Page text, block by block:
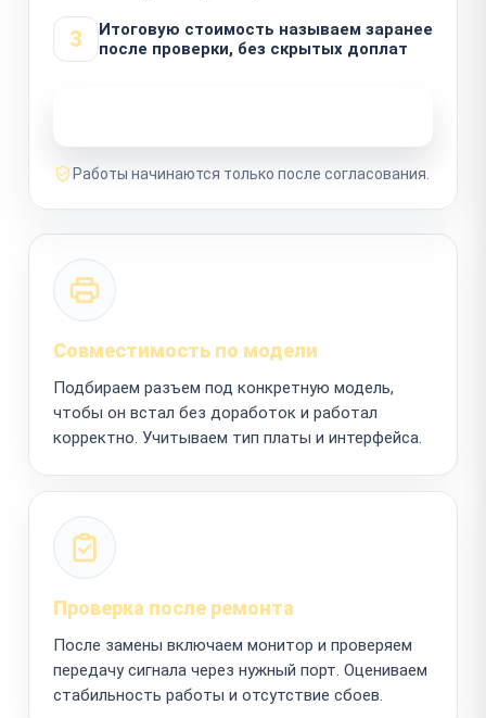
3
Итоговую стоимость называем заранее
после проверки, без скрытых доплат
Работы начинаются только после согласования.
Совместимость по модели
Подбираем разъем под конкретную модель,
чтобы он встал без доработок и работал
корректно. Учитываем тип платы и интерфейса.
Проверка после ремонта
После замены включаем монитор и проверяем
передачу сигнала через нужный порт. Оцениваем
стабильность работы и отсутствие сбоев.